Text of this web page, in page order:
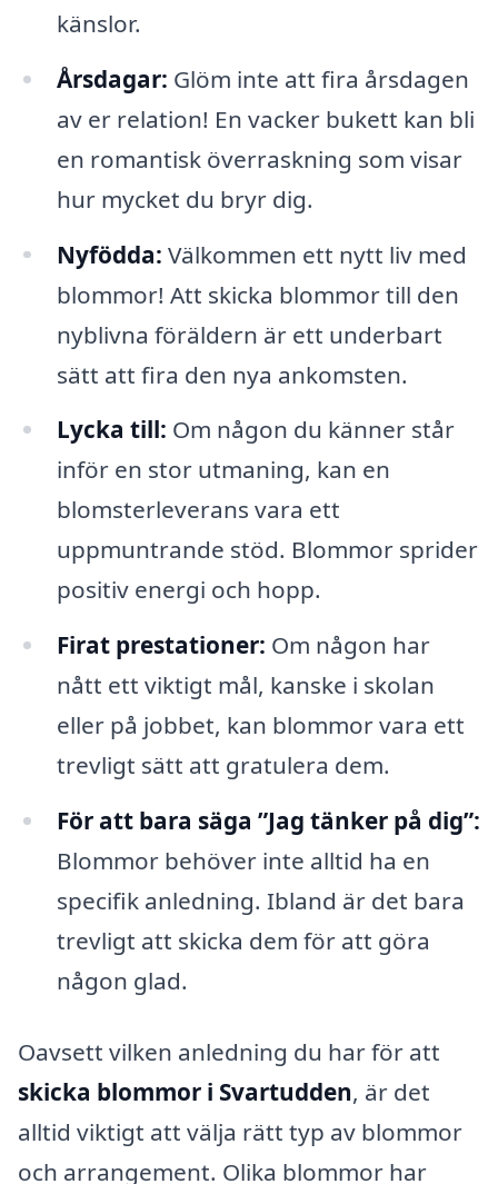
känslor.
Årsdagar: Glöm inte att fira årsdagen
av er relation! En vacker bukett kan bli
en romantisk överraskning som visar
hur mycket du bryr dig.
Nyfödda: Välkommen ett nytt liv med
blommor! Att skicka blommor till den
nyblivna föräldern är ett underbart
sätt att fira den nya ankomsten.
Lycka till: Om någon du känner står
inför en stor utmaning, kan en
blomsterleverans vara ett
uppmuntrande stöd. Blommor sprider
positiv energi och hopp.
Firat prestationer: Om någon har
nått ett viktigt mål, kanske i skolan
eller på jobbet, kan blommor vara ett
trevligt sätt att gratulera dem.
För att bara säga ”Jag tänker på dig”:
Blommor behöver inte alltid ha en
specifik anledning. Ibland är det bara
trevligt att skicka dem för att göra
någon glad.
Oavsett vilken anledning du har för att
skicka blommor i Svartudden, är det
alltid viktigt att välja rätt typ av blommor
och arrangement. Olika blommor har